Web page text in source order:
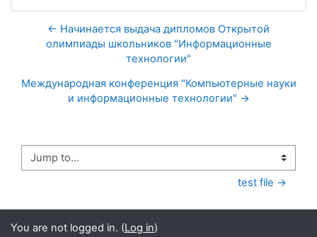
← Начинается выдача дипломов Открытой
олимпиады школьников "Информационные
технологии"
Международная конференция "Компьютерные науки
и информационные технологии" →
Jump to...
test file →
You are not logged in. (Log in)